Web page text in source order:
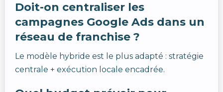
Doit-on centraliser les
campagnes Google Ads dans un
réseau de franchise ?
Le modèle hybride est le plus adapté : stratégie
centrale + exécution locale encadrée.